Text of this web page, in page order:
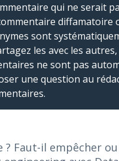
qui ne serait
diffamatoire
sont
les avec les autres,
ne sont pas
une question au
? Faut-il empêcher